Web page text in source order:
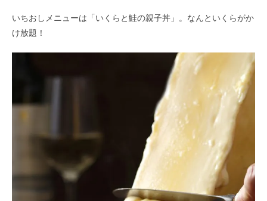
いちおしメニューは「いくらと鮭の親子丼」。なんといくらがか
け放題！